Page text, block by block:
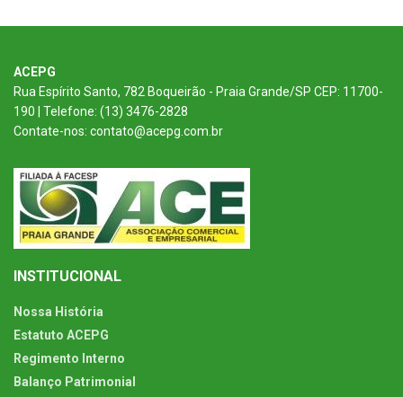
ACEPG
Rua Espírito Santo, 782 Boqueirão - Praia Grande/SP CEP: 11700-
190 | Telefone: (13) 3476-2828
Contate-nos: contato@acepg.com.br
INSTITUCIONAL
Nossa História
Estatuto ACEPG
Regimento Interno
Balanço Patrimonial